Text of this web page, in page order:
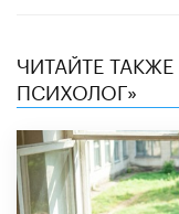
ЧИТАЙТЕ ТАКЖЕ
ПСИХОЛОГ»